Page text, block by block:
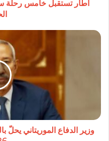
أطار تستقبل خامس رحلة
وزير
2026